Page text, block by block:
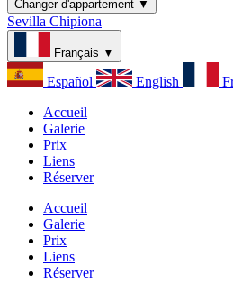
Changer d'appartement ▼
Sevilla Chipiona
Français ▼
Español English
Accueil
Galerie
Prix
Liens
Réserver
Accueil
Galerie
Prix
Liens
Réserver